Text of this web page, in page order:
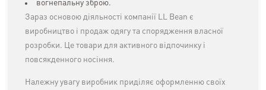
вогнепальну зброю.
Зараз основою діяльності компанії LL Bean є
виробництво і продаж одягу та спорядження власної
розробки. Це товари для активного відпочинку і
повсякденного носіння.
Належну увагу виробник приділяє оформленню своїх